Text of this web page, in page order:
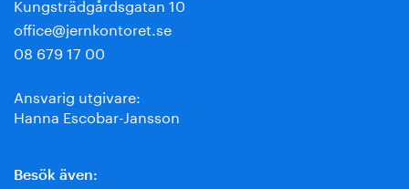
office@jernkontoret.se
08 679 17 00
Ansvarig utgivare:
Hanna Escobar-Jansson
Besök även: